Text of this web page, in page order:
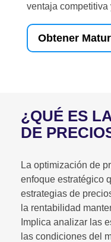
ventaja
Obtener
¿QUÉ ES
DE
La optimización de
enfoque estratégico
estrategias de
la rentabilidad
Implica analizar las
las condiciones del